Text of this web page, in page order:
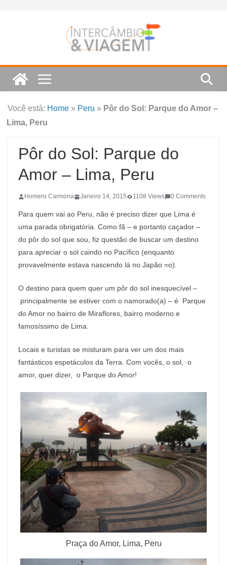
Você está: Home » Peru » Pôr do Sol: Parque do Amor –
Lima, Peru
Pôr do Sol: Parque do
Amor – Lima, Peru
Homero Carmona Janeiro 14, 2015 1108 Views 0 Comments
Para quem vai ao Peru, não é preciso dizer que Lima é
uma parada obrigatória. Como fã – e portanto caçador –
do pôr do sol que sou, fiz questão de buscar um destino
para apreciar o sol caindo no Pacífico (enquanto
provavelmente estava nascendo lá no Japão =o).
O destino para quem quer um pôr do sol inesquecível –
principalmente se estiver com o namorado(a) – é Parque
do Amor no bairro de Miraflores, bairro moderno e
famosíssimo de Lima.
Locais e turistas se misturam para ver um dos mais
fantásticos espetáculos da Terra. Com vocês, o sol, o
amor, quer dizer, o Parque do Amor!
Praça do Amor, Lima, Peru